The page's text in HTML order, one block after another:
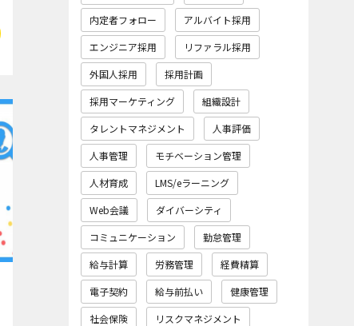
内定者フォロー
アルバイト採用
エンジニア採用
リファラル採用
外国人採用
採用計画
採用マーケティング
組織設計
タレントマネジメント
人事評価
人事管理
モチベーション管理
人材育成
LMS/eラーニング
Web会議
ダイバーシティ
コミュニケーション
勤怠管理
給与計算
労務管理
経費精算
電子契約
給与前払い
健康管理
社会保険
リスクマネジメント